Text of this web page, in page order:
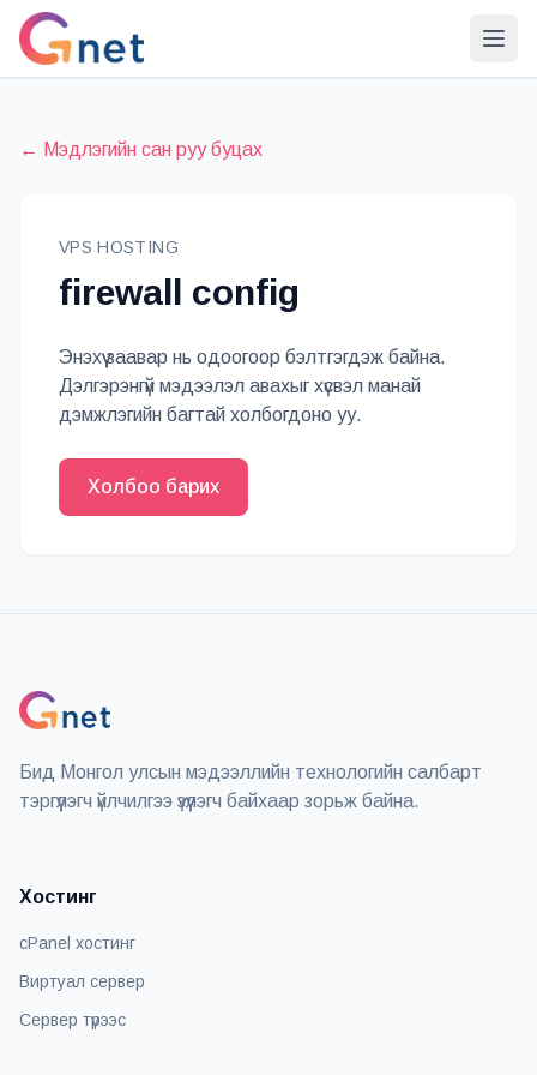
← Мэдлэгийн сан руу буцах
VPS HOSTING
firewall config
Энэхүү заавар нь одоогоор бэлтгэгдэж байна.
Дэлгэрэнгүй мэдээлэл авахыг хүсвэл манай
дэмжлэгийн багтай холбогдоно уу.
Холбоо барих
Бид Монгол улсын мэдээллийн технологийн салбарт
тэргүүлэгч үйлчилгээ үзүүлэгч байхаар зорьж байна.
Хостинг
cPanel хостинг
Виртуал сервер
Сервер түрээс